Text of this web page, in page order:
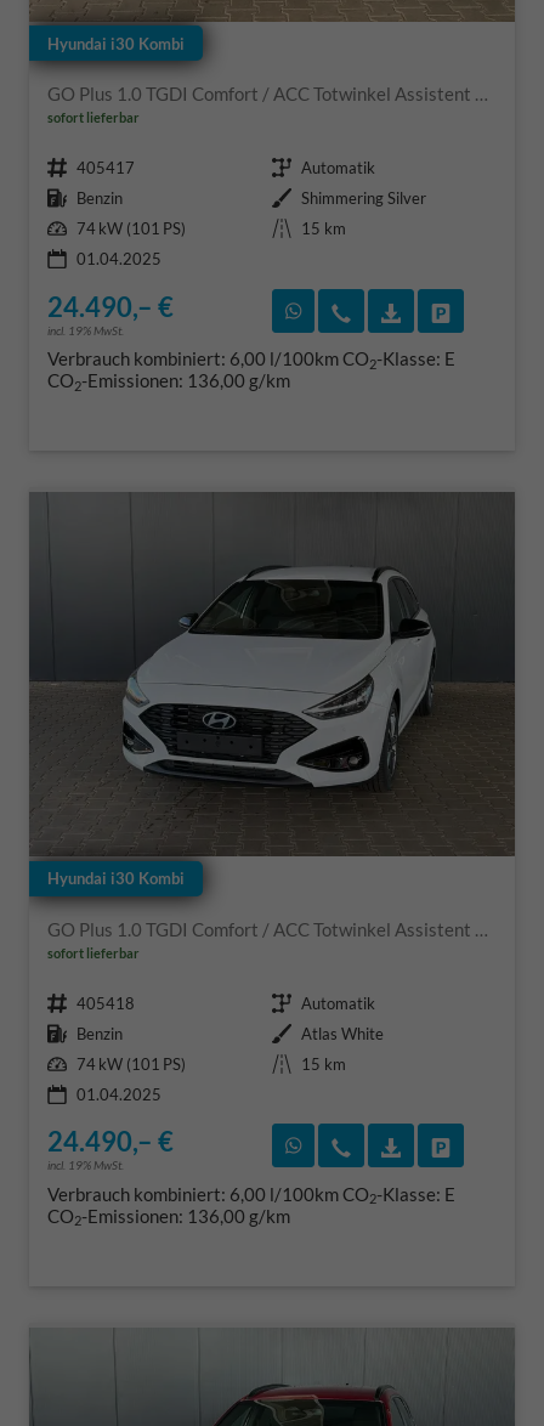
Hyundai i30 Kombi
GO Plus 1.0 TGDI Comfort / ACC Totwinkel Assistent Sitz + Lenkradheizung Alu 17"
sofort lieferbar
Fahrzeugnr. 405417 Getriebe Automatik
Kraftstoff Benzin Außenfarbe Shimmering Silver
Leistung 74 kW (101 PS) Kilometerstand
15 km
01.04.2025
24.490,– €
incl. 19% MwSt.
Rückruf vereinbaren
Wir rufen Sie an
Verbrauch kombiniert: 6,00 l/100kmCO2-Klasse: E
CO2-Emissionen: 136,00 g/km
Hyundai i30 Kombi
GO Plus 1.0 TGDI Comfort / ACC Totwinkel Assistent Sitz + Lenkradheizung Alu 17"
sofort lieferbar
Fahrzeugnr. 405418 Getriebe Automatik
Kraftstoff Benzin Außenfarbe Atlas White
Leistung 74 kW (101 PS) Kilometerstand
15 km
01.04.2025
24.490,– €
incl. 19% MwSt.
Rückruf vereinbaren
Wir rufen Sie an
Verbrauch kombiniert: 6,00 l/100kmCO2-Klasse: E
CO2-Emissionen: 136,00 g/km